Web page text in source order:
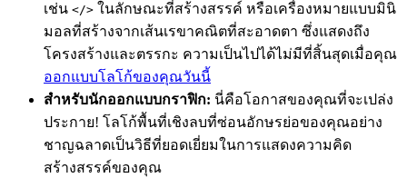
เช่น </> ในลักษณะที่สร้างสรรค์ หรือเครื่องหมายแบบมินิ
มอลที่สร้างจากเส้นเรขาคณิตที่สะอาดตา ซึ่งแสดงถึง
โครงสร้างและตรรกะ ความเป็นไปได้ไม่มีที่สิ้นสุดเมื่อคุณ
ออกแบบโลโก้ของคุณวันนี้
สำหรับนักออกแบบกราฟิก: นี่คือโอกาสของคุณที่จะเปล่ง
ประกาย! โลโก้พื้นที่เชิงลบที่ซ่อนอักษรย่อของคุณอย่าง
ชาญฉลาดเป็นวิธีที่ยอดเยี่ยมในการแสดงความคิด
สร้างสรรค์ของคุณ